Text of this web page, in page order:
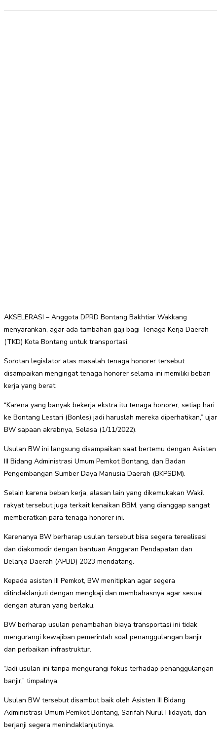
AKSELERASI – Anggota DPRD Bontang Bakhtiar Wakkang
menyarankan, agar ada tambahan gaji bagi Tenaga Kerja Daerah
(TKD) Kota Bontang untuk transportasi.
Sorotan legislator atas masalah tenaga honorer tersebut
disampaikan mengingat tenaga honorer selama ini memiliki beban
kerja yang berat.
“Karena yang banyak bekerja ekstra itu tenaga honorer, setiap hari
ke Bontang Lestari (Bonles) jadi haruslah mereka diperhatikan,” ujar
BW sapaan akrabnya, Selasa (1/11/2022).
Usulan BW ini langsung disampaikan saat bertemu dengan Asisten
III Bidang Administrasi Umum Pemkot Bontang, dan Badan
Pengembangan Sumber Daya Manusia Daerah (BKPSDM).
Selain karena beban kerja, alasan lain yang dikemukakan Wakil
rakyat tersebut juga terkait kenaikan BBM, yang dianggap sangat
memberatkan para tenaga honorer ini.
Karenanya BW berharap usulan tersebut bisa segera terealisasi
dan diakomodir dengan bantuan Anggaran Pendapatan dan
Belanja Daerah (APBD) 2023 mendatang.
Kepada asisten III Pemkot, BW menitipkan agar segera
ditindaklanjuti dengan mengkaji dan membahasnya agar sesuai
dengan aturan yang berlaku.
BW berharap usulan penambahan biaya transportasi ini tidak
mengurangi kewajiban pemerintah soal penanggulangan banjir,
dan perbaikan infrastruktur.
“Jadi usulan ini tanpa mengurangi fokus terhadap penanggulangan
banjir,” timpalnya.
Usulan BW tersebut disambut baik oleh Asisten III Bidang
Administrasi Umum Pemkot Bontang, Sarifah Nurul Hidayati, dan
berjanji segera menindaklanjutinya.